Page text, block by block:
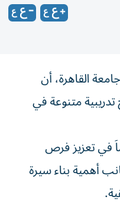
القاهرة، أن
برامج تدريبية متنوعة في
في تعزيز فرص
أهمية بناء سيرة